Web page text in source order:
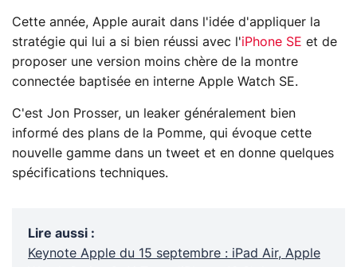
Cette année, Apple aurait dans l'idée d'appliquer la
stratégie qui lui a si bien réussi avec l'iPhone SE et de
proposer une version moins chère de la montre
connectée baptisée en interne Apple Watch SE.
C'est Jon Prosser, un leaker généralement bien
informé des plans de la Pomme, qui évoque cette
nouvelle gamme dans un tweet et en donne quelques
spécifications techniques.
Lire aussi :
Keynote Apple du 15 septembre : iPad Air, Apple